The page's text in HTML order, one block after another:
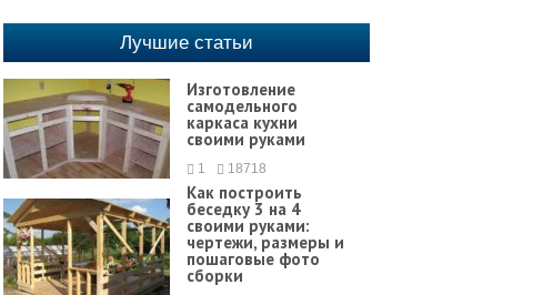
Лучшие статьи
Изготовление
самодельного
каркаса кухни
своими руками
1 18718
Как построить
беседку 3 на 4
своими руками:
чертежи, размеры и
пошаговые фото
сборки